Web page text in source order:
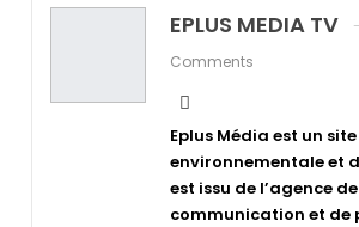
EPLUS MEDIA TV
Comments
Eplus Média est un
environnementale et
est issu de l’agence de
communication et de